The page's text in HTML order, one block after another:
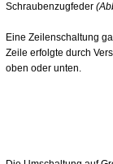
Schraubenzugfeder
Eine Zeilenschaltung
Zeile erfolgte durch
oben oder unten.